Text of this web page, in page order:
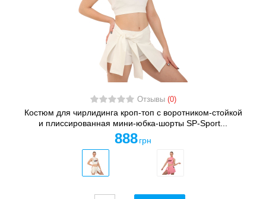
Отзывы (0)
Костюм для чирлидинга кроп-топ с воротником-стойкой
и плиссированная мини-юбка-шорты SP-Sport...
888 грн